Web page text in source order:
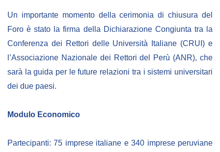
Un importante momento della cerimonia di chiusura del
Foro è stato la firma della Dichiarazione Congiunta tra la
Conferenza dei Rettori delle Università Italiane (CRUI) e
l’Associazione Nazionale dei Rettori del Perù (ANR), che
sarà la guida per le future relazioni tra i sistemi universitari
dei due paesi.
Modulo Economico
Partecipanti: 75 imprese italiane e 340 imprese peruviane